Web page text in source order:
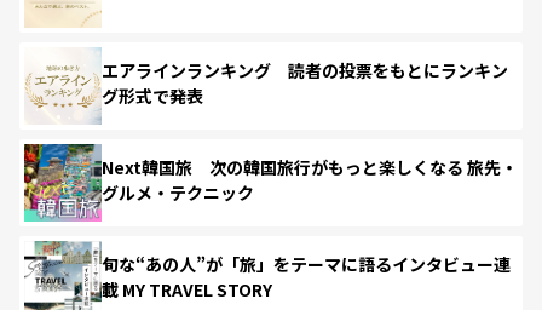
エアラインランキング 読者の投票をもとにランキン
グ形式で発表
Next韓国旅 次の韓国旅行がもっと楽しくなる 旅先・
グルメ・テクニック
旬な“あの人”が「旅」をテーマに語るインタビュー連
載 MY TRAVEL STORY